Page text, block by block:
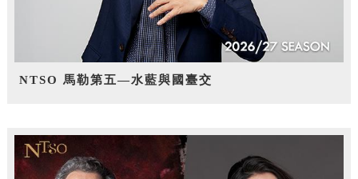
NTSO 馬勒第五—水藍與國臺交